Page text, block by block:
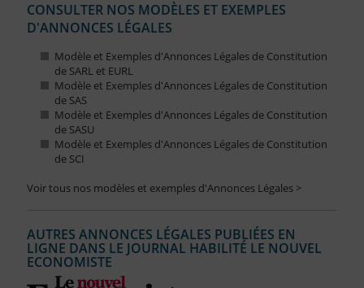
CONSULTER NOS MODÈLES ET EXEMPLES
D'ANNONCES LÉGALES
Modèle et Exemples d'Annonces Légales de Constitution
de SARL et EURL
Modèle et Exemples d'Annonces Légales de Constitution
de SAS
Modèle et Exemples d'Annonces Légales de Constitution
de SASU
Modèle et Exemples d'Annonces Légales de Constitution
de SCI
Voir tous nos modèles et exemples d'Annonces Légales >
AUTRES ANNONCES LÉGALES PUBLIÉES EN
LIGNE DANS LE JOURNAL HABILITÉ LE NOUVEL
ECONOMISTE